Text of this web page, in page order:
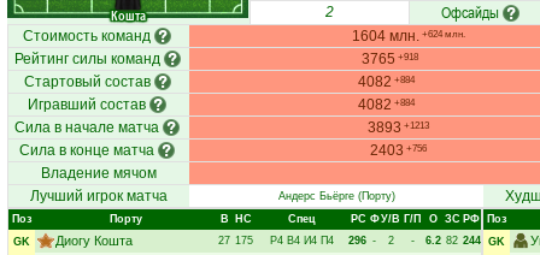
Кошта 2 Офсайды
Стоимость команд 1604 млн. +624 млн.
Рейтинг силы команд 3765 +918
Стартовый состав 4082 +884
Игравший состав 4082 +884
Сила в начале матча 3893 +1213
Сила в конце матча 2403 +756
Владение мячом
Лучший игрок матча
Андерс Бьёрге(Порту)
Поз Порту В НC Спец РC ФУ/В Г/П О ЗС РФ
GK
Диогу Кошта 27 175 Р4 В4 И4 П4 296 - 2 - 6.2 82 244
Поз
GK